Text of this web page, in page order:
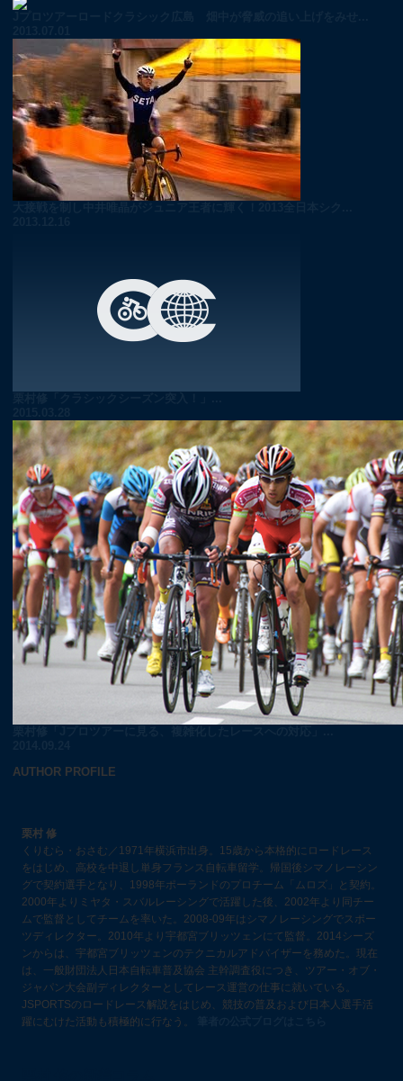
AUTHOR PROFILE
栗村 修
くりむら・おさむ／1971年横浜市出身。15歳から本格的にロードレース
をはじめ、高校を中退し単身フランス自転車留学。帰国後シマノレーシン
グで契約選手となり、1998年ポーランドのプロチーム「ムロズ」と契約。
2000年よりミヤタ・スバルレーシングで活躍した後、2002年より同チー
ムで監督としてチームを率いた。2008-09年はシマノレーシングでスポー
ツディレクター。2010年より宇都宮ブリッツェンにて監督。2014シーズ
ンからは、宇都宮ブリッツェンのテクニカルアドバイザーを務めた。現在
は、一般財団法人日本自転車普及協会 主幹調査役につき、ツアー・オブ・
ジャパン大会副ディレクターとしてレース運営の仕事に就いている。
JSPORTSのロードレース解説をはじめ、競技の普及および日本人選手活
躍にむけた活動も積極的に行なう。